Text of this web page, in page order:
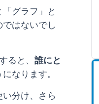
グラフ」と
はないでし
ると、 誰にと
なります。
分け、さら